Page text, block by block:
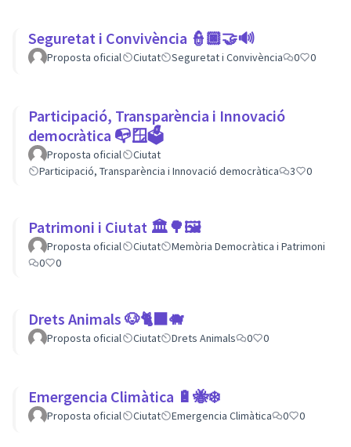
Seguretat i Convivència 👮🏿🤝🔊
Proposta oficial Ciutat Seguretat i Convivència 0 0
Participació, Transparència i Innovació
democràtica 📭🪟🗳
Proposta oficial
Ciutat
Participació, Transparència i Innovació democràtica
3 0
Patrimoni i Ciutat 🏛🌳🖼
Proposta oficial Ciutat
Memòria Democràtica i Patrimoni
0
0
Drets Animals 🐶🐈‍⬛️🐗
Proposta oficial Ciutat Drets Animals 0 0
Emergencia Climàtica 🔋🐝❄️
Proposta oficial Ciutat Emergencia Climàtica 0 0